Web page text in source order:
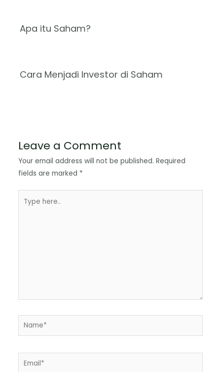
Apa itu Saham?
Cara Menjadi Investor di Saham
Leave a Comment
Your email address will not be published. Required
fields are marked *